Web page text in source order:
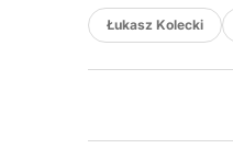
Łukasz Kolecki